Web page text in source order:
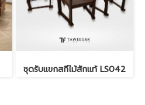
ชุดรับแขกสกีไม้สักแท้ LS042